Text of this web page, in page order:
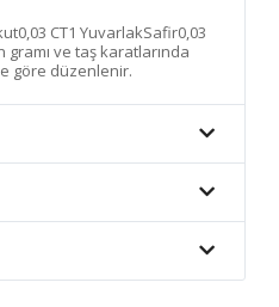
CT1 YuvarlakSafir0,03
gramı ve taş karatlarında
göre düzenlenir.